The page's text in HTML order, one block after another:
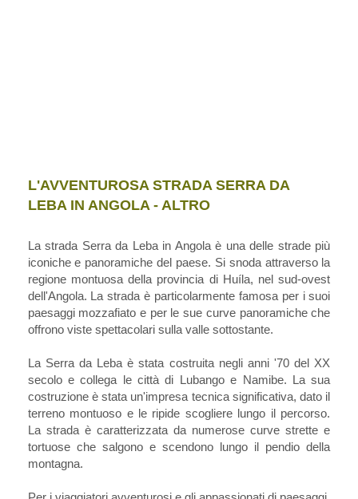
L'AVVENTUROSA STRADA SERRA DA
LEBA IN ANGOLA - ALTRO
La strada Serra da Leba in Angola è una delle strade più
iconiche e panoramiche del paese. Si snoda attraverso la
regione montuosa della provincia di Huíla, nel sud-ovest
dell'Angola. La strada è particolarmente famosa per i suoi
paesaggi mozzafiato e per le sue curve panoramiche che
offrono viste spettacolari sulla valle sottostante.
La Serra da Leba è stata costruita negli anni '70 del XX
secolo e collega le città di Lubango e Namibe. La sua
costruzione è stata un'impresa tecnica significativa, dato il
terreno montuoso e le ripide scogliere lungo il percorso.
La strada è caratterizzata da numerose curve strette e
tortuose che salgono e scendono lungo il pendio della
montagna.